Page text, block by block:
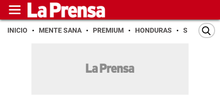
INICIO MENTE SANA PREMIUM HONDURAS SAN PEDRO